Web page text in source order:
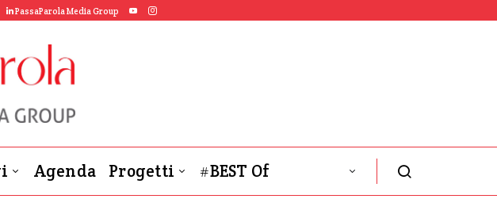
PassaParola Media Group
Agenda Progetti #BEST Of